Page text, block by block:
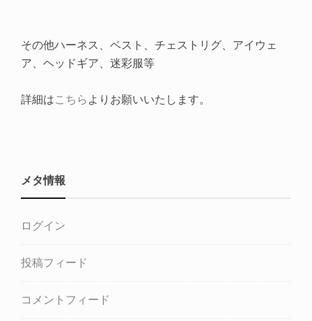
その他ハーネス、ベスト、チェストリグ、アイウェ
ア、ヘッドギア、迷彩服等
詳細はこちら よりお願いいたします。
メタ情報
ログイン
投稿フィード
コメントフィード